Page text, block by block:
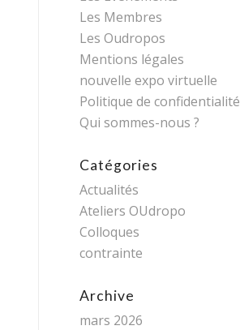
Les Membres
Les Oudropos
Mentions légales
nouvelle expo virtuelle
Politique de confidentialité
Qui sommes-nous ?
Catégories
Actualités
Ateliers OUdropo
Colloques
contrainte
Archive
mars 2026